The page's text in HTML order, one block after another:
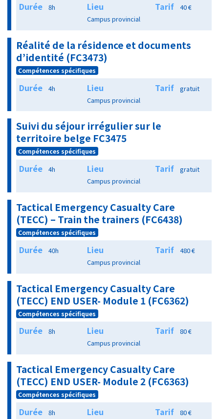
Durée 8h Lieu
Campus provincial
Tarif 40 €
Réalité de la résidence et documents
d’identité (FC3473)
Compétences spécifiques
Durée 4h Lieu
Campus provincial
Tarif gratuit
Suivi du séjour irrégulier sur le
territoire belge FC3475
Compétences spécifiques
Durée 4h Lieu
Campus provincial
Tarif gratuit
Tactical Emergency Casualty Care
(TECC) – Train the trainers (FC6438)
Compétences spécifiques
Durée 40h Lieu
Campus provincial
Tarif 480 €
Tactical Emergency Casualty Care
(TECC) END USER- Module 1 (FC6362)
Compétences spécifiques
Durée 8h Lieu
Campus provincial
Tarif 80 €
Tactical Emergency Casualty Care
(TECC) END USER- Module 2 (FC6363)
Compétences spécifiques
Durée 8h Lieu Tarif 80 €